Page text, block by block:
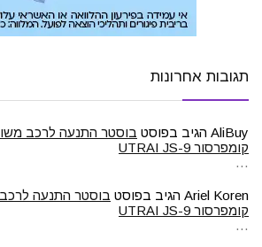
תגובות אחרונות
AliBuy הגיב בפוסט בוסטר התנעה לרכב
קומפרסור UTRAI JS-9
…
Ariel Koren הגיב בפוסט בוסטר התנעה
קומפרסור UTRAI JS-9
…